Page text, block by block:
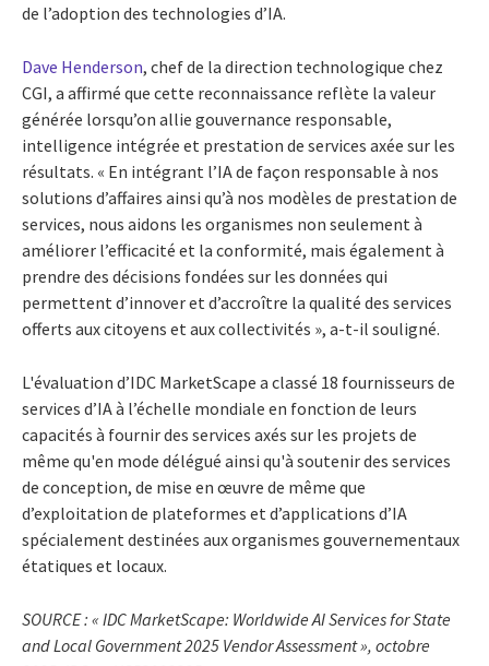
de l’adoption des technologies d’IA.
Dave Henderson, chef de la direction technologique chez
CGI, a affirmé que cette reconnaissance reflète la valeur
générée lorsqu’on allie gouvernance responsable,
intelligence intégrée et prestation de services axée sur les
résultats. « En intégrant l’IA de façon responsable à nos
solutions d’affaires ainsi qu’à nos modèles de prestation de
services, nous aidons les organismes non seulement à
améliorer l’efficacité et la conformité, mais également à
prendre des décisions fondées sur les données qui
permettent d’innover et d’accroître la qualité des services
offerts aux citoyens et aux collectivités », a-t-il souligné.
L'évaluation d’IDC MarketScape a classé 18 fournisseurs de
services d’IA à l’échelle mondiale en fonction de leurs
capacités à fournir des services axés sur les projets de
même qu'en mode délégué ainsi qu'à soutenir des services
de conception, de mise en œuvre de même que
d’exploitation de plateformes et d’applications d’IA
spécialement destinées aux organismes gouvernementaux
étatiques et locaux.
SOURCE : « IDC MarketScape: Worldwide AI Services for State
and Local Government 2025 Vendor Assessment », octobre